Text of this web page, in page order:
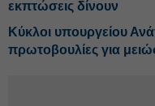
εκπτώσεις δίνουν
Κύκλοι υπουργείου
πρωτοβουλίες για